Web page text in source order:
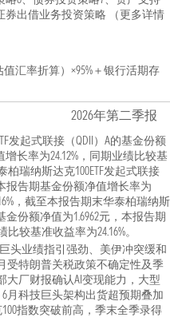
出借业务投资策略 （更多详情
汇率折算）×95%＋银行活期存
2026年第二季报
发起式联接（QDII）A的基金份额
长率为24.12%，同期业绩比较基
柏瑞纳斯达克100ETF发起式联接
报告期基金份额净值增长率为
，截至本报告期末华泰柏瑞纳斯
份额净值为1.6962元，本报告期
较基准收益率为24.16%。
头业绩指引强劲、美伊冲突缓和
受特朗普关税政策不确定性及季
大厂财报确认AI变现能力，大型
月科技巨头架构出货超预期叠加
指数突破前高，季末全季录得